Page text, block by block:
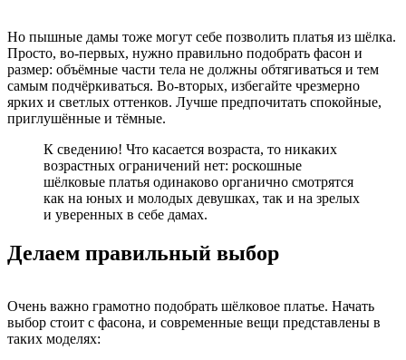
Но пышные дамы тоже могут себе позволить платья из шёлка.
Просто, во-первых, нужно правильно подобрать фасон и
размер: объёмные части тела не должны обтягиваться и тем
самым подчёркиваться. Во-вторых, избегайте чрезмерно
ярких и светлых оттенков. Лучше предпочитать спокойные,
приглушённые и тёмные.
К сведению! Что касается возраста, то никаких
возрастных ограничений нет: роскошные
шёлковые платья одинаково органично смотрятся
как на юных и молодых девушках, так и на зрелых
и уверенных в себе дамах.
Делаем правильный выбор
Очень важно грамотно подобрать шёлковое платье. Начать
выбор стоит с фасона, и современные вещи представлены в
таких моделях: